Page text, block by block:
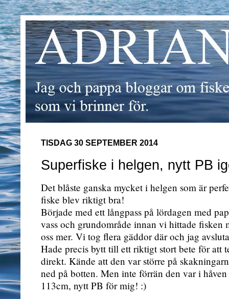
TISDAG 30 SEPTEMBER 2014
Superfiske i helgen, nytt PB
Det blåste ganska mycket i helgen som är
fiske blev riktigt bra!
Började med ett långpass på lördagen med
vass och grundområde innan vi hittade fisken
oss mer. Vi tog flera gäddor där och jag
Hade precis bytt till ett riktigt stort bete för att
direkt. Kände att den var större på
ned på botten. Men inte förrän den var i
113cm, nytt PB för mig! :)